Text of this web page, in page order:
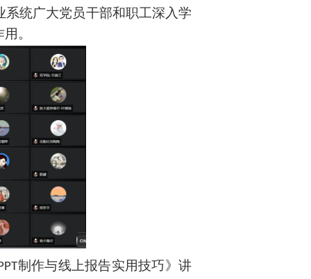
统广大党员干部和职工深入学
。
制作与线上报告实用技巧》讲